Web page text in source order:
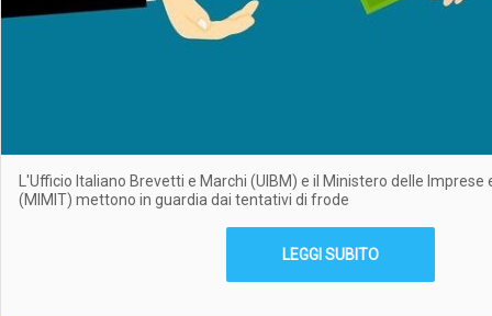
L'Ufficio Italiano Brevetti e Marchi (UIBM) e il Ministero delle Imprese
(MIMIT) mettono in guardia dai tentativi di frode
LEGGI SUBITO